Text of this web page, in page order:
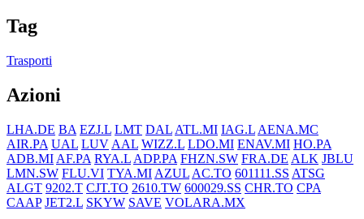
Tag
Trasporti
Azioni
LHA.DE BA EZJ.L LMT DAL ATL.MI IAG.L AENA.MC
AIR.PA UAL LUV AAL WIZZ.L LDO.MI ENAV.MI HO.PA
ADB.MI AF.PA RYA.L ADP.PA FHZN.SW FRA.DE ALK JBLU
LMN.SW FLU.VI TYA.MI AZUL AC.TO 601111.SS ATSG
ALGT 9202.T CJT.TO 2610.TW 600029.SS CHR.TO CPA
CAAP JET2.L SKYW SAVE VOLARA.MX